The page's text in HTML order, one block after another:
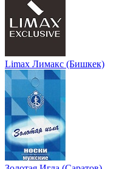
Limax Лимакс (Бишкек)